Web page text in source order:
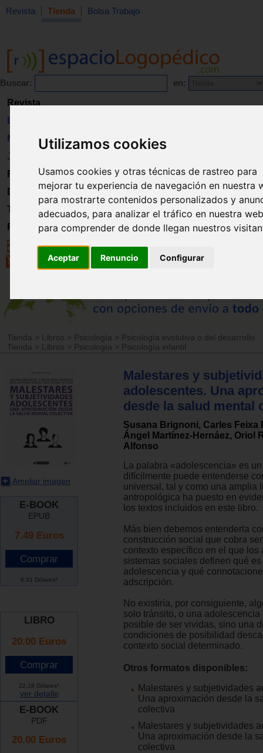
Utilizamos cookies
Usamos cookies y otras técnicas de rastreo para
mejorar tu experiencia de navegación en nuestra
para mostrarte contenidos personalizados y
adecuados, para analizar el tráfico en nuestra
para comprender de donde llegan nuestros
Aceptar Renuncio Configurar
Revista Tienda Bolsa Trabajo
Buscar: en:
Revista
Libros
Material
Juguetes
Formación
Directorio
Trabajo
Registro
Tienda > Libros > Psicología > Psicología evolutiva o del desarrollo
Tienda
> Libros > Psicología > Psicología infantil
Ampliar imagen
E-BOOK
EPUB
7.49 Euros
8.31 Dólares*
LIBRO
20.00 Euros
22.18 Dólares*
ver detalle
E-BOOK
PDF
20.00 Euros
Malestares y
adolescentes. Una
desde la salud mental
Susana Brignoni, Carles Feixa
Ángel Martínez-Hernáez, Oriol
Alfonso
La palabra «adolescencia» es
difícilmente puede entenderse
universal, tal y como una amplia
antropológica ha puesto en
los textos incluidos en este libro.
Más bien debemos entenderla
construcción social que cobra
contexto específico en el que los
sistemas sociales definen qué es
adolescencia y qué
adscripción.
No existiría, por consiguiente,
solo tránsito, o una
posible de ser vividas, sino una
condiciones de posibilidad
contexto social determinado.
Otros formatos disponibles:
Malestares y subjetividades
Una aproximación desde la
colectiva
Malestares y subjetividades
Una aproximación desde la
colectiva